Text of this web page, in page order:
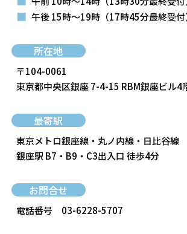
■ 午後 15時～19時 （17時45分最終受付
所在地
〒104-0061
東京都中央区銀座 7-4-15 RBM銀座ビル4
最寄駅
東京メトロ銀座線・丸ノ内線・日比谷線
銀座駅 B7・B9・C3出入口 徒歩4分
お問合せ
電話番号 03-6228-5707